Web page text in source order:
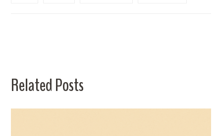
Related Posts